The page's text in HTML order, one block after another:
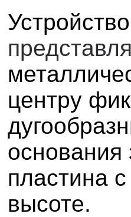
центру
пластина
высоте.